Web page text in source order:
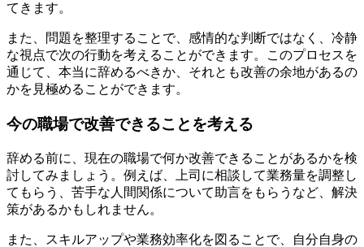
てきます。
また、問題を整理することで、感情的な判断ではなく、冷静
な視点で次の行動を考えることができます。このプロセスを
通じて、本当に辞めるべきか、それとも改善の余地があるの
かを見極めることができます。
今の職場で改善できることを考える
辞める前に、現在の職場で何か改善できることがあるかを検
討してみましょう。例えば、上司に相談して業務量を調整し
てもらう、苦手な人間関係について助言をもらうなど、解決
策があるかもしれません。
また、スキルアップや業務効率化を図ることで、自分自身の